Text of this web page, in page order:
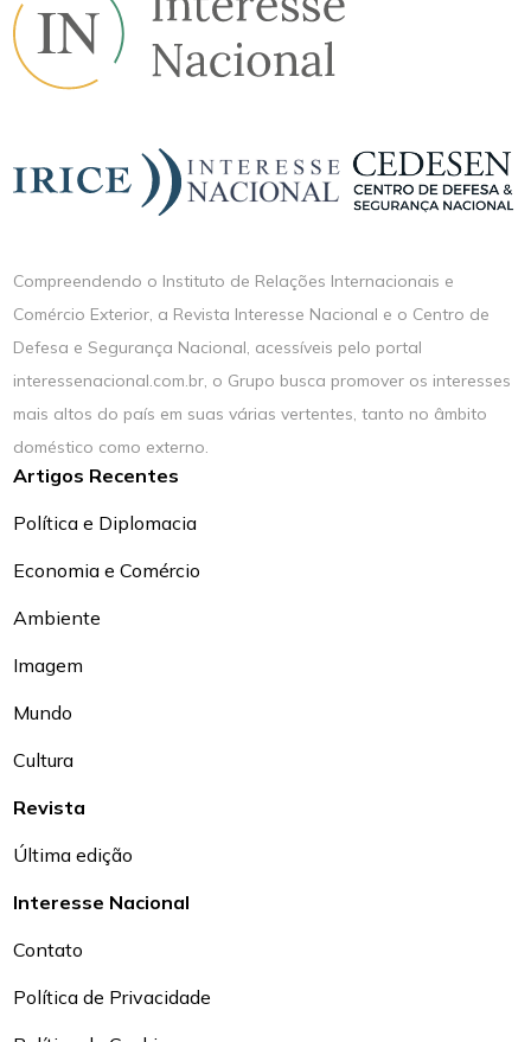
Compreendendo o Instituto de Relações Internacionais e
Comércio Exterior, a Revista Interesse Nacional e o Centro de
Defesa e Segurança Nacional, acessíveis pelo portal
interessenacional.com.br, o Grupo busca promover os interesses
mais altos do país em suas várias vertentes, tanto no âmbito
doméstico como externo.
Artigos Recentes
Política e Diplomacia
Economia e Comércio
Ambiente
Imagem
Mundo
Cultura
Revista
Última edição
Interesse Nacional
Contato
Política de Privacidade